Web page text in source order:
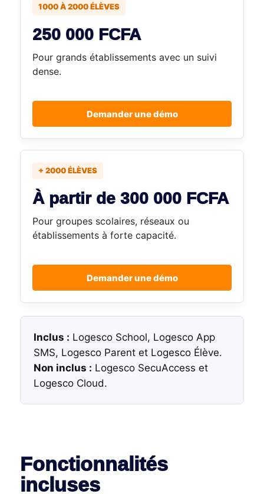
1000 À 2000 ÉLÈVES
250 000 FCFA
Pour grands établissements avec un suivi
dense.
Demander une démo
+ 2000 ÉLÈVES
À partir de 300 000 FCFA
Pour groupes scolaires, réseaux ou
établissements à forte capacité.
Demander une démo
Inclus : Logesco School, Logesco App
SMS, Logesco Parent et Logesco Élève.
Non inclus : Logesco SecuAccess et
Logesco Cloud.
Fonctionnalités
incluses